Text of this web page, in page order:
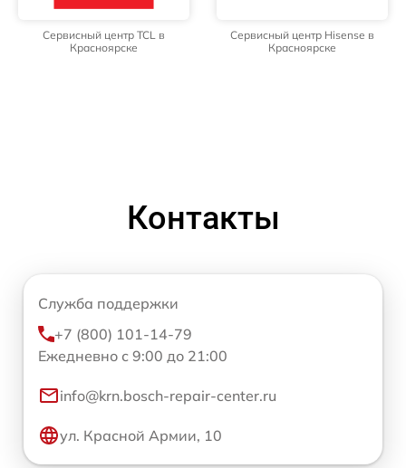
Сервисный центр TCL в
Красноярске
Сервисный центр Hisense в
Красноярске
Контакты
Служба поддержки
+7 (800) 101-14-79
Ежедневно с 9:00 до 21:00
info@krn.bosch-repair-center.ru
ул. Красной Армии, 10